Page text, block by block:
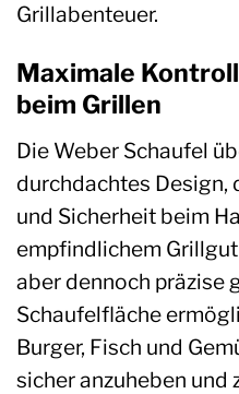
Grillabenteuer.
Maximale
beim Grillen
Die Weber Schaufel
durchdachtes Design,
und Sicherheit beim
empfindlichem
aber dennoch präzise
Schaufelfläche
Burger, Fisch und
sicher anzuheben und